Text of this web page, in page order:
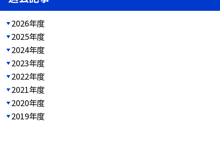
2026年度
2025年度
2024年度
2023年度
2022年度
2021年度
2020年度
2019年度